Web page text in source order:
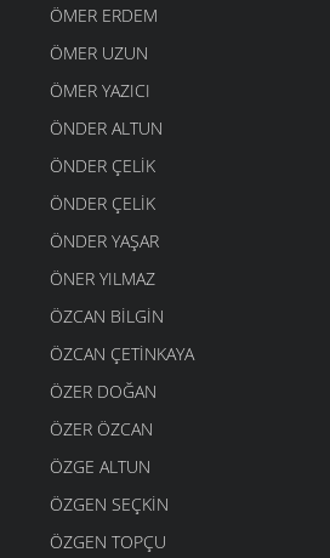
ÖMER ERDEM
ÖMER UZUN
ÖMER YAZICI
ÖNDER ALTUN
ÖNDER ÇELIK
ÖNDER ÇELIK
ÖNDER YAŞAR
ÖNER YILMAZ
ÖZCAN BILGIN
ÖZCAN ÇETINKAYA
ÖZER DOĞAN
ÖZER ÖZCAN
ÖZGE ALTUN
ÖZGEN SEÇKIN
ÖZGEN TOPÇU